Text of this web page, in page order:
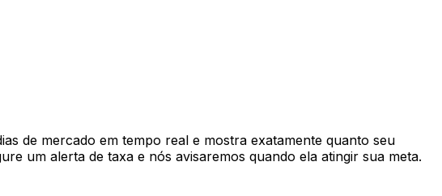
de mercado em tempo real e mostra exatamente quanto seu
um alerta de taxa e nós avisaremos quando ela atingir sua meta.